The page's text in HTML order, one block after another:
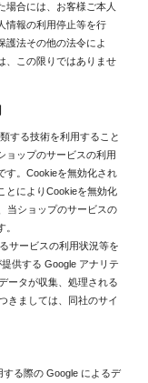
場合には、お客様ご本人
情報の利用停止等を行
護法その他の法令によ
、この限りではありませ
する技術を利用すること
ョップのサービスの利用
す。Cookieを無効化され
とによりCookieを無効化
当ショップのサービスの
サービスの利用状況等を
供する Google アナリテ
ータが収集、処理される
きましては、同社のサイ
る際の Google によるデ